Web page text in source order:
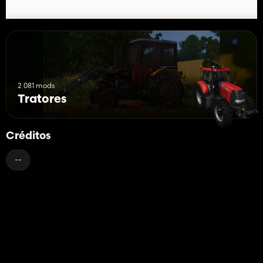
2 081 mods
Tratores
Créditos
--